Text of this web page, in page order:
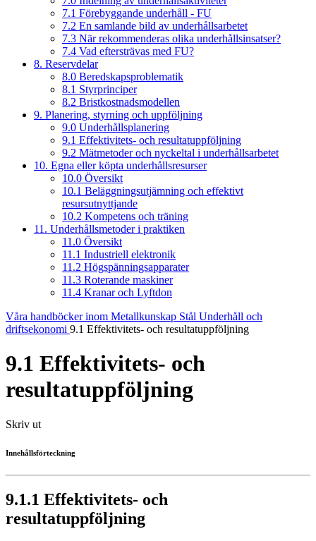
7.1 Förebyggande underhåll - FU
7.2 En samlande bild av underhållsarbetet
7.3 När rekommenderas olika underhållsinsatser?
7.4 Vad eftersträvas med FU?
8. Reservdelar
8.0 Beredskapsproblematik
8.1 Styrprinciper
8.2 Bristkostnadsmodellen
9. Planering, styrning och uppföljning
9.0 Underhållsplanering
9.1 Effektivitets- och resultatuppföljning
9.2 Mätmetoder och nyckeltal i underhållsarbetet
10. Egna eller köpta underhållsresurser
10.0 Översikt
10.1 Beläggningsutjämning och effektivt
resursutnyttjande
10.2 Kompetens och träning
11. Underhållsmetoder i praktiken
11.0 Översikt
11.1 Industriell elektronik
11.2 Högspänningsapparater
11.3 Roterande maskiner
11.4 Kranar och Lyftdon
Våra handböcker inom Metallkunskap Stål Underhåll och
driftsekonomi 9.1 Effektivitets- och resultatuppföljning
9.1 Effektivitets- och
resultatuppföljning
Skriv ut
Innehållsförteckning
9.1.1 Effektivitets- och
resultatuppföljning